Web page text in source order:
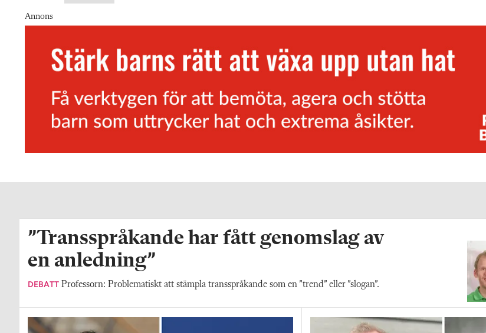
Annons
”Transspråkande har fått genomslag av
en anledning”
DEBATT Professorn: Problematiskt att stämpla transspråkande som en ”trend” eller ”slogan”.